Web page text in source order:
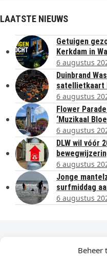
Beheer
LAATSTE NIEUWS
Getuigen
Kerkdam in
6 augustus
Duinbrand
satellietkaart
6 augustus
Flower
‘Muzikaal
6 augustus
DLW wil vóór
6 augustus
Jonge
surfmiddag
6 augustus
Dagelijks het